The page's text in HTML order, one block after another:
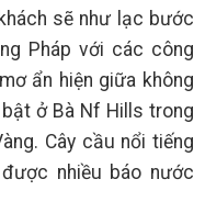
sẽ như lạc bước
Pháp với các công
ẩn hiện giữa không
ở Bà Nf Hills trong
Cây cầu nổi tiếng
nhiều báo nước